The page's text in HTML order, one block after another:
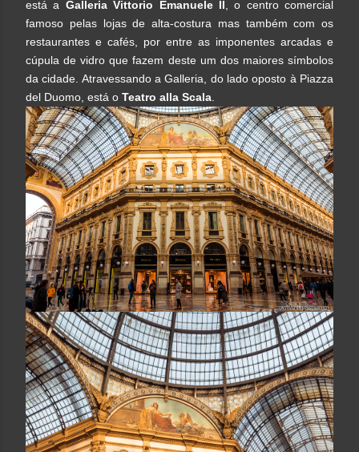
está a Galleria Vittorio Emanuele II, o centro comercial
famoso pelas lojas de alta-costura mas também com os
restaurantes e cafés, por entre as imponentes arcadas e
cúpula de vidro que fazem deste um dos maiores símbolos
da cidade. Atravessando a Galleria, do lado oposto à Piazza
del Duomo, está o Teatro alla Scala.